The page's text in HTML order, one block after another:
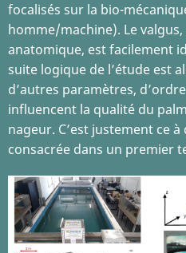
focalisés sur la bio-
homme/machine). Le
anatomique, est facilement
suite logique de l’étude est
d’autres paramètres,
influencent la qualité du
nageur. C’est justement ce
consacrée dans un premier